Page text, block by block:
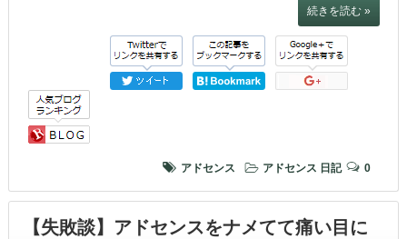
続きを読む »
アドセンス アドセンス 日記 0
【失敗談】アドセンスをナメてて痛い目に